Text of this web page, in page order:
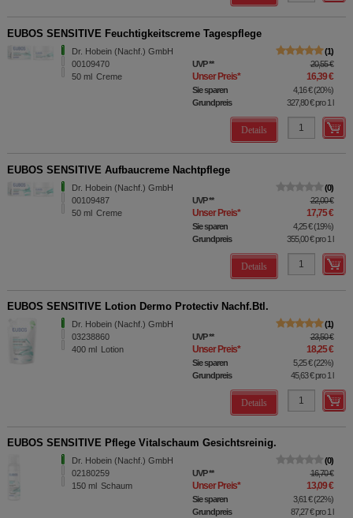
EUBOS SENSITIVE Feuchtigkeitscreme Tagespflege
Dr. Hobein (Nachf.) GmbH
00109470
50 ml Creme
1
UVP** 20,55 €
Unser Preis* 16,39 €
Sie sparen 4,16 €(20%)
Grundpreis
327,80 €pro 1 l
Details
EUBOS SENSITIVE Aufbaucreme Nachtpflege
Dr. Hobein (Nachf.) GmbH
00109487
50 ml Creme
0
UVP** 22,00 €
Unser Preis* 17,75 €
Sie sparen 4,25 €(19%)
Grundpreis
355,00 €pro 1 l
Details
EUBOS SENSITIVE Lotion Dermo Protectiv Nachf.Btl.
Dr. Hobein (Nachf.) GmbH
03238860
400 ml Lotion
1
UVP** 23,50 €
Unser Preis* 18,25 €
Sie sparen 5,25 €(22%)
Grundpreis
45,63 €pro 1 l
Details
EUBOS SENSITIVE Pflege Vitalschaum Gesichtsreinig.
Dr. Hobein (Nachf.) GmbH
02180259
150 ml Schaum
0
UVP** 16,70 €
Unser Preis* 13,09 €
Sie sparen 3,61 €(22%)
Grundpreis
87,27 €pro 1 l